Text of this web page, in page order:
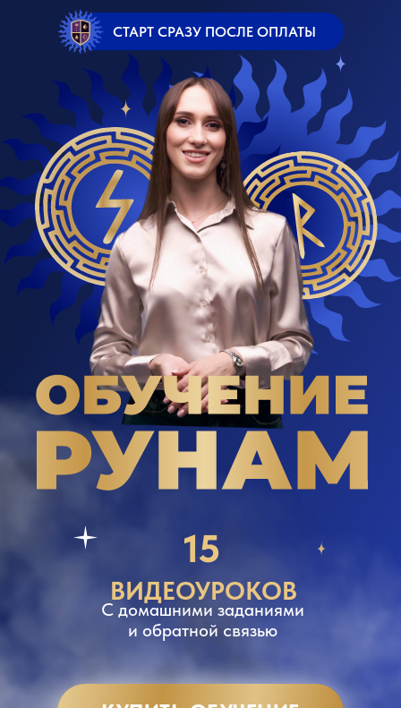
15
С домашними заданиями
и обратной связью
ВИДЕОУРОКОВ
СТАРТ СРАЗУ ПОСЛЕ ОПЛАТЫ